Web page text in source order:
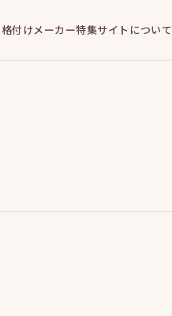
格付けメーカー特集サイトについて